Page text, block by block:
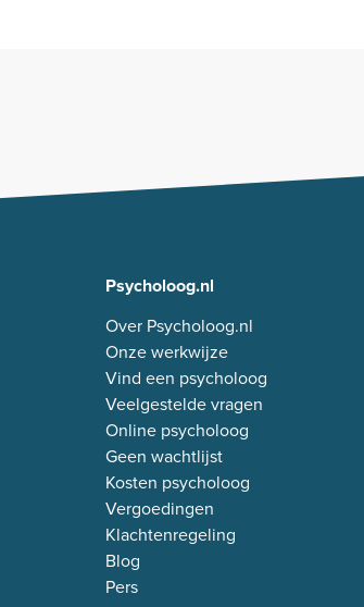
Psycholoog.nl
Over Psycholoog.nl
Onze werkwijze
Vind een psycholoog
Veelgestelde vragen
Online psycholoog
Geen wachtlijst
Kosten psycholoog
Vergoedingen
Klachtenregeling
Blog
Pers